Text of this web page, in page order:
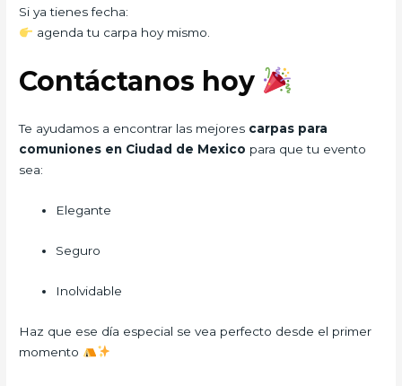
Si ya tienes fecha:
agenda tu carpa hoy mismo.
Contáctanos hoy
Te ayudamos a encontrar las mejores carpas para
comuniones en Ciudad de Mexico para que tu evento
sea:
Elegante
Seguro
Inolvidable
Haz que ese día especial se vea perfecto desde el primer
momento